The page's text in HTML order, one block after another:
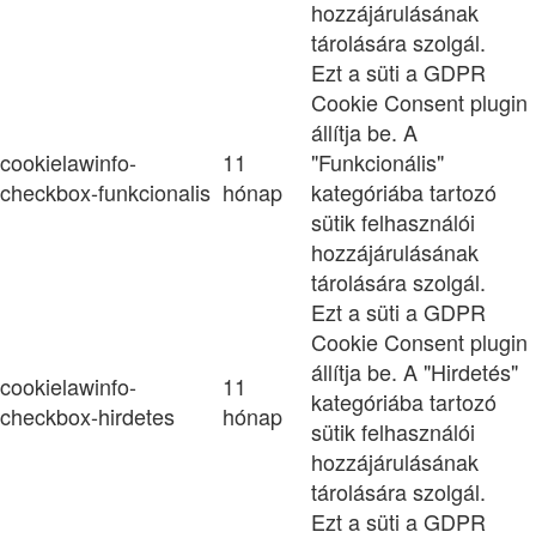
hozzájárulásának
tárolására szolgál.
cookielawinfo-
checkbox-funkcionalis
11
hónap
Ezt a süti a GDPR
Cookie Consent plugin
állítja be. A
"Funkcionális"
kategóriába tartozó
sütik felhasználói
hozzájárulásának
tárolására szolgál.
cookielawinfo-
checkbox-hirdetes
11
hónap
Ezt a süti a GDPR
Cookie Consent plugin
állítja be. A "Hirdetés"
kategóriába tartozó
sütik felhasználói
hozzájárulásának
tárolására szolgál.
Ezt a süti a GDPR